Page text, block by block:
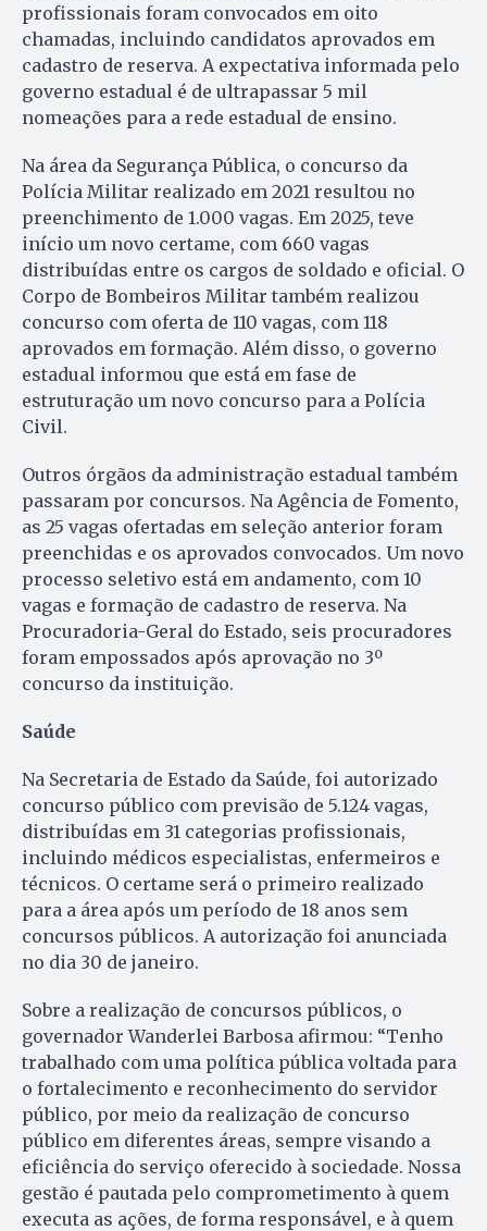
profissionais foram convocados em oito
chamadas, incluindo candidatos aprovados em
cadastro de reserva. A expectativa informada pelo
governo estadual é de ultrapassar 5 mil
nomeações para a rede estadual de ensino.
Na área da Segurança Pública, o concurso da
Polícia Militar realizado em 2021 resultou no
preenchimento de 1.000 vagas. Em 2025, teve
início um novo certame, com 660 vagas
distribuídas entre os cargos de soldado e oficial. O
Corpo de Bombeiros Militar também realizou
concurso com oferta de 110 vagas, com 118
aprovados em formação. Além disso, o governo
estadual informou que está em fase de
estruturação um novo concurso para a Polícia
Civil.
Outros órgãos da administração estadual também
passaram por concursos. Na Agência de Fomento,
as 25 vagas ofertadas em seleção anterior foram
preenchidas e os aprovados convocados. Um novo
processo seletivo está em andamento, com 10
vagas e formação de cadastro de reserva. Na
Procuradoria-Geral do Estado, seis procuradores
foram empossados após aprovação no 3º
concurso da instituição.
Saúde
Na Secretaria de Estado da Saúde, foi autorizado
concurso público com previsão de 5.124 vagas,
distribuídas em 31 categorias profissionais,
incluindo médicos especialistas, enfermeiros e
técnicos. O certame será o primeiro realizado
para a área após um período de 18 anos sem
concursos públicos. A autorização foi anunciada
no dia 30 de janeiro.
Sobre a realização de concursos públicos, o
governador Wanderlei Barbosa afirmou: “Tenho
trabalhado com uma política pública voltada para
o fortalecimento e reconhecimento do servidor
público, por meio da realização de concurso
público em diferentes áreas, sempre visando a
eficiência do serviço oferecido à sociedade. Nossa
gestão é pautada pelo comprometimento à quem
executa as ações, de forma responsável, e à quem